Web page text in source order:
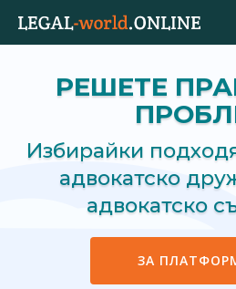
РЕШЕТЕ
Избирайки
адвокатско
адвокатско
ЗА